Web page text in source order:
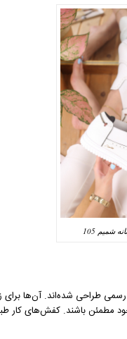
شمیم 105
طراحی شده‌اند. آن‌ها برای
مطمئن باشند. کفش‌های کار